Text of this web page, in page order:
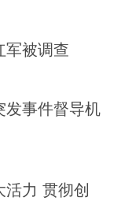
军被调查
发事件督导机
活力 贯彻创